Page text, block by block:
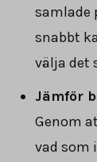
samlade
snabbt
välja det
Jämför
Genom
vad som